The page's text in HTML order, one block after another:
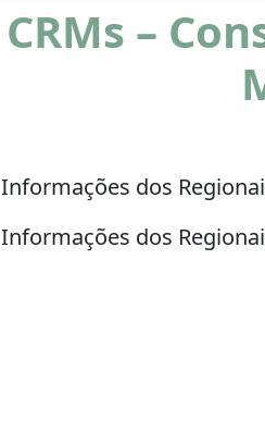
CRMs –
Informações dos
Informações dos